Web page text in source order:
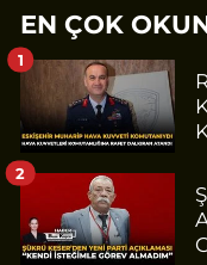
EN ÇOK
1
2